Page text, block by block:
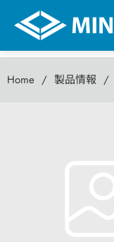
Home 製品情報
DC-DCコンバータ